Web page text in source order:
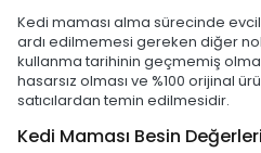
Kedi maması alma sürecinde evcil
ardı edilmemesi gereken diğer
kullanma tarihinin geçmemiş
hasarsız olması ve %100 orijinal
satıcılardan temin edilmesidir.
Kedi Maması Besin Değerleri